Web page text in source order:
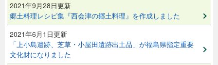
2021年9月28日更新
郷土料理レシピ集『西会津の郷土料理』を作成しました
2021年6月1日更新
「上小島遺跡、芝草・小屋田遺跡出土品」が福島県指定重要
文化財になりました